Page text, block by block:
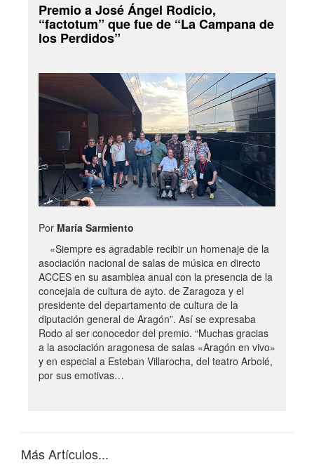
Premio a José Ángel Rodicio,
“factotum” que fue de “La Campana de
los Perdidos”
Por María Sarmiento
«Siempre es agradable recibir un homenaje de la
asociación nacional de salas de música en directo
ACCES en su asamblea anual con la presencia de la
concejala de cultura de ayto. de Zaragoza y el
presidente del departamento de cultura de la
diputación general de Aragón”. Así se expresaba
Rodo al ser conocedor del premio. “Muchas gracias
a la asociación aragonesa de salas «Aragón en vivo»
y en especial a Esteban Villarocha, del teatro Arbolé,
por sus emotivas…
Más Artículos...